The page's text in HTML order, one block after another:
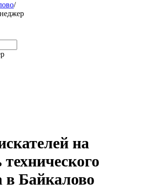
/
на
в Байкалово